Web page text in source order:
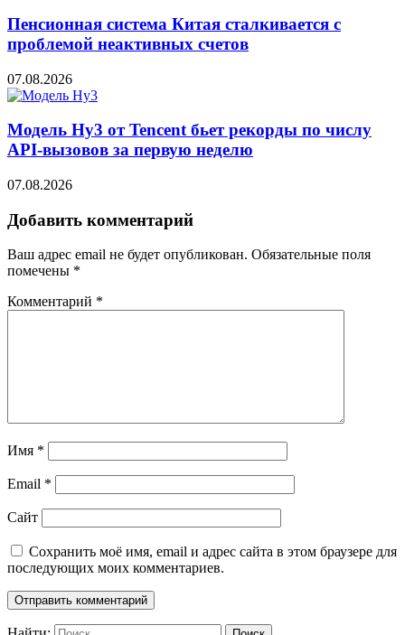
Пенсионная система Китая сталкивается с
проблемой неактивных счетов
07.08.2026
Модель Hy3 от Tencent бьет рекорды по числу
API-вызовов за первую неделю
07.08.2026
Добавить комментарий
Ваш адрес email не будет опубликован. Обязательные поля
помечены *
Комментарий *
Имя *
Email *
Сайт
Сохранить моё имя, email и адрес сайта в этом браузере для
последующих моих комментариев.